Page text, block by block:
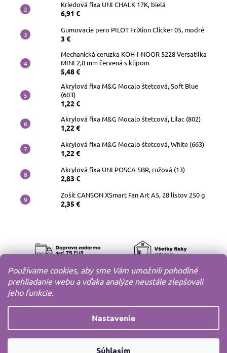
Používame cookies, aby sme Vám umožnili pohodlné
prehliadanie webu a vďaka analýze neustále zlepšovali
jeho funkcie.
Nastavenie
Súhlasím
Kriedová fixa UNI CHALK 17K, bielá
6,91 €
Gumovacie pero PILOT FriXion Clicker 05, modré
3 €
Mechanická ceruzka KOH-I-NOOR 5228 Versatilka
MINI 2,0 mm červená s klipom
5,48 €
Akrylová fixa M&G Mocalo štetcová, Soft Blue
(603)
1,22 €
Akrylová fixa M&G Mocalo štetcová, Lilac (802)
1,22 €
Akrylová fixa M&G Mocalo štetcová, White (663)
1,22 €
Akrylová fixa UNI POSCA 5BR, ružová (13)
2,83 €
Zošit CANSON XSmart Fan Art A5, 28 listov 250 g
2,35 €